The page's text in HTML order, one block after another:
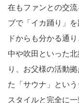
在もファンとの交
ブで「イカ踊り」
ドからも分かる通
中や吹田といった
り、お父様の活動
た「サウナ」とい
スタイルと完全に